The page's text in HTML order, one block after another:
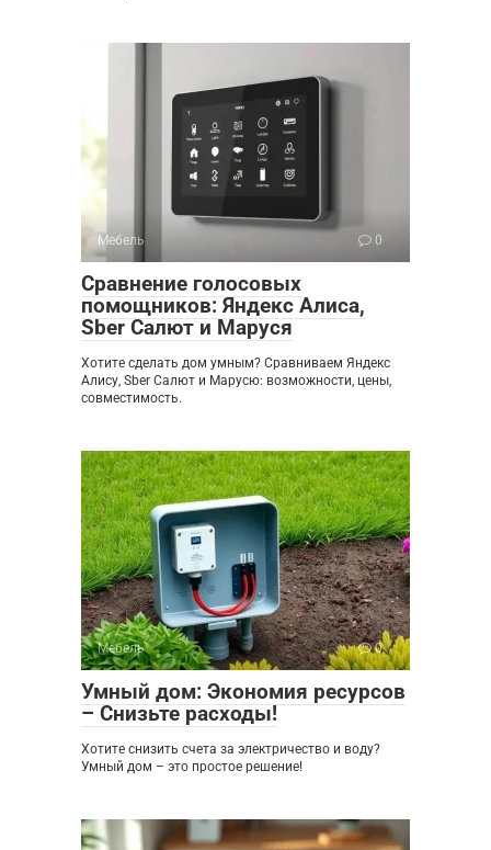
Мебель 0
Сравнение голосовых
помощников: Яндекс Алиса,
Sber Салют и Маруся
Хотите сделать дом умным? Сравниваем Яндекс
Алису, Sber Салют и Марусю: возможности, цены,
совместимость.
Мебель 0
Умный дом: Экономия ресурсов
– Снизьте расходы!
Хотите снизить счета за электричество и воду?
Умный дом – это простое решение!